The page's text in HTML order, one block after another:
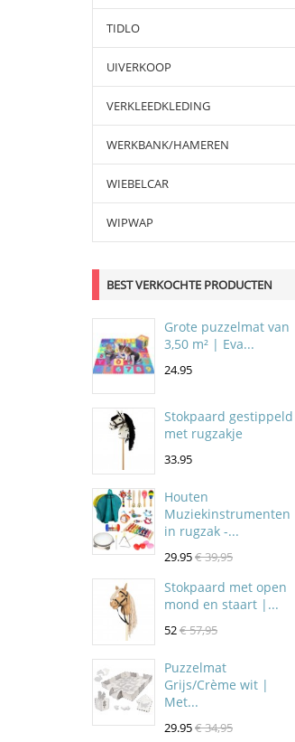
TIDLO
UIVERKOOP
VERKLEEDKLEDING
WERKBANK/HAMEREN
WIEBELCAR
WIPWAP
BEST VERKOCHTE PRODUCTEN
Grote puzzelmat van
3,50 m² | Eva...
24.95
Stokpaard gestippeld
met rugzakje
33.95
Houten
Muziekinstrumenten
in rugzak -...
29.95€ 39,95
Stokpaard met open
mond en staart |...
52€ 57,95
Puzzelmat
Grijs/Crème wit |
Met...
29.95€ 34,95